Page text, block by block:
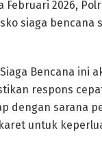
2026,
siaga bencana
Bencana ini
respons
dengan sarana
untuk